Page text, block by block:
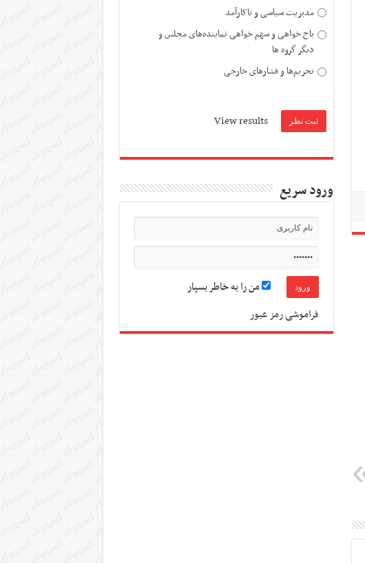
مدیریت سیاسی و ناکارآمد
باج خواهی و سهم خواهی نماینده‌های مجلس و
دیگر گروه ها
تحریم‌ها و فشارهای خارجی
View results
ورود سریع
من را به خاطر بسپار
فراموشی رمز عبور